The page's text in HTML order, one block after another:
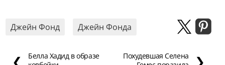
Джейн Фонд Джейн Фонда
❮
Белла Хадид в образе
Похудевшая Селена
❯